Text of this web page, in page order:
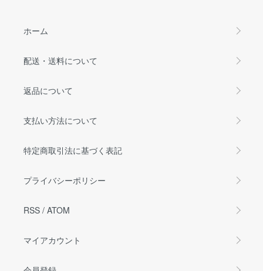
ホーム
配送・送料について
返品について
支払い方法について
特定商取引法に基づく表記
プライバシーポリシー
RSS / ATOM
マイアカウント